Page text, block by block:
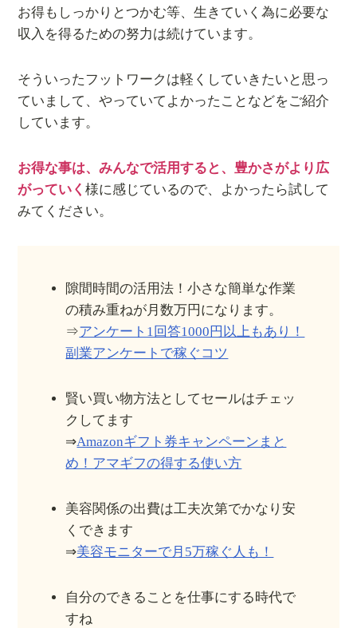
お得もしっかりとつかむ等、生きていく為に必要な
収入を得るための努力は続けています。
そういったフットワークは軽くしていきたいと思っ
ていまして、やっていてよかったことなどをご紹介
しています。
お得な事は、みんなで活用すると、豊かさがより広
がっていく様に感じているので、よかったら試して
みてください。
隙間時間の活用法！小さな簡単な作業
の積み重ねが月数万円になります。
⇒アンケート1回答1000円以上もあり！
副業アンケートで稼ぐコツ
賢い買い物方法としてセールはチェッ
クしてます
⇒Amazonギフト券キャンペーンまと
め！アマギフの得する使い方
美容関係の出費は工夫次第でかなり安
くできます
⇒美容モニターで月5万稼ぐ人も！
自分のできることを仕事にする時代で
すね